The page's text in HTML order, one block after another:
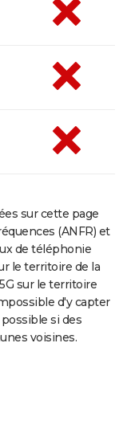
sur cette page
(ANFR) et
de téléphonie
le territoire de la
sur le territoire
d'y capter
si des
voisines.